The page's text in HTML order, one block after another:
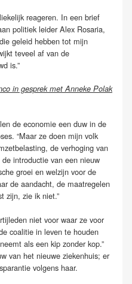
reageren. In een brief
politiek leider Alex Rosaria,
geleid hebben tot mijn
teveel af van de
is.”
in gesprek met Anneke Polak
de economie een duw in de
“Maar ze doen mijn volk
de verhoging van
introductie van een nieuw
groei en welzijn voor de
de aandacht, de maatregelen
zijn, zie ik niet.”
niet voor waar ze voor
coalitie in leven te houden
als een kip zonder kop.”
van het nieuwe ziekenhuis; er
volgens haar.